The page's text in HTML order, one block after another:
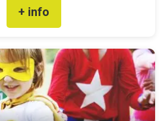
+ info